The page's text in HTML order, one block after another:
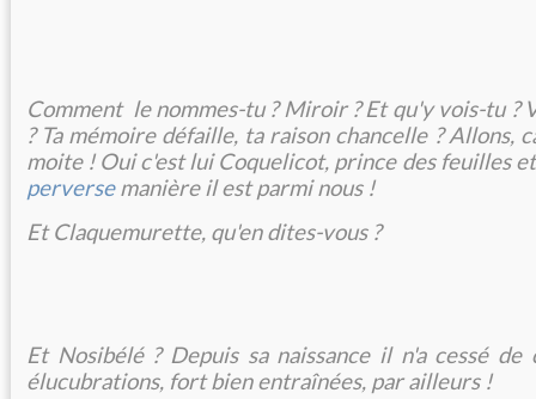
Comment le nommes-tu ? Miroir ? Et qu'y vois-tu ?
? Ta mémoire défaille, ta raison chancelle ? Allons,
moite ! Oui c'est lui Coquelicot, prince des feuilles
perversemanière il est parmi nous !
Et Claquemurette, qu'en dites-vous ?
Et Nosibélé ? Depuis sa naissance il n'a cessé
élucubrations, fort bien entraînées, par ailleurs !